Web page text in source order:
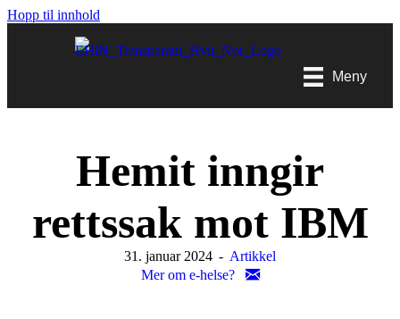
Hopp til innhold
Meny
Hemit inngir
rettssak mot IBM
31. januar 2024 - Artikkel
Mer om e-helse?